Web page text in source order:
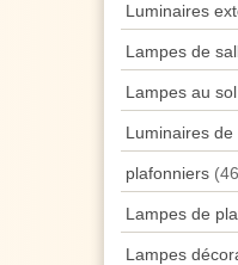
Luminaires
Lampes de
Lampes au sol
Luminaires de
plafonniers
Lampes de
Lampes